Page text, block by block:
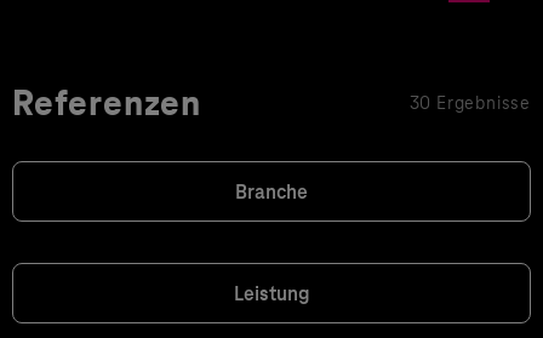
Referenzen 30 Ergebnisse
Branche
Leistung